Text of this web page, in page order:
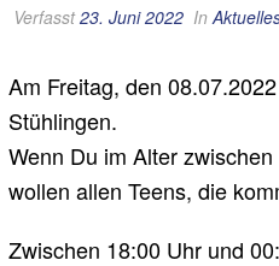
Verfasst23. Juni 2022 In
Am Freitag, den
Stühlingen.
Wenn Du im Alter
wollen allen Teens, die
Zwischen 18:00 Uhr und